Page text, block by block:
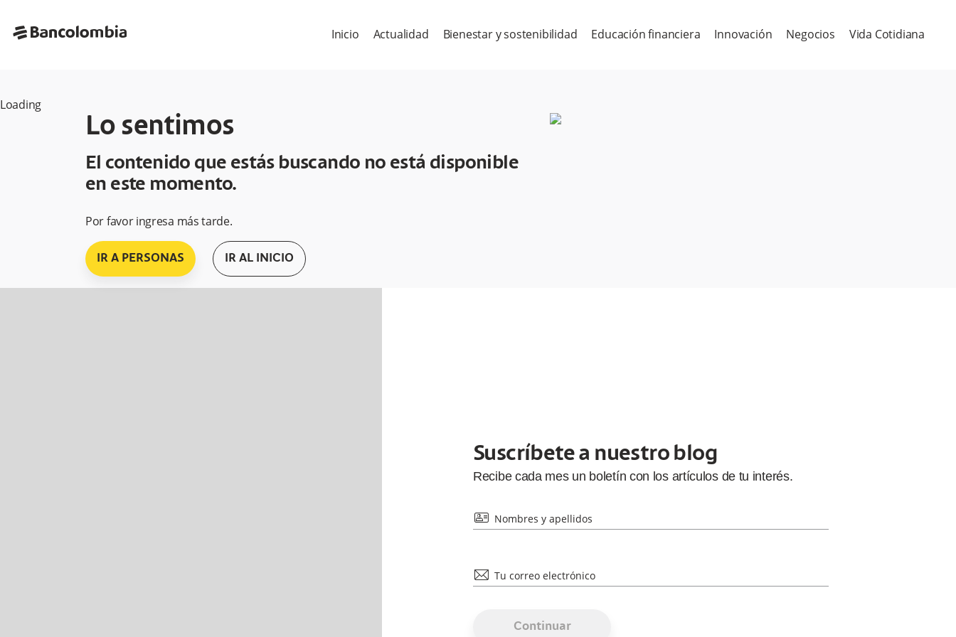
Loading
horizontal Inicio Actualidad Bienestar y sostenibilidad Educación financiera Innovación Negocios Vida Cotidiana
Lo sentimos
El contenido que estás buscando no está disponible
en este momento.
Por favor ingresa más tarde.
IR A PERSONAS IR AL INICIO
Suscríbete a nuestro blog
Recibe cada mesun boletín con los artículos de tu interés.
id Nombres y apellidos
mail Tu correo electrónico
Continuar